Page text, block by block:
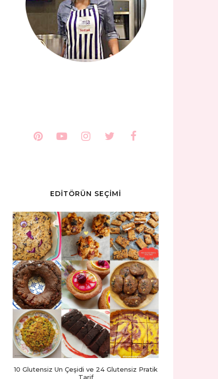
EDİTÖRÜN SEÇİMİ
10 Glutensiz Un Çeşidi ve 24 Glutensiz Pratik
Tarif